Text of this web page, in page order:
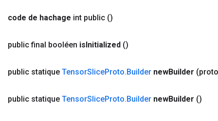
code de hachage int public ()
public final booléen isInitialized ()
public statique TensorSliceProto.Builder newBuilder
public statique TensorSliceProto.Builder newBuilder ()